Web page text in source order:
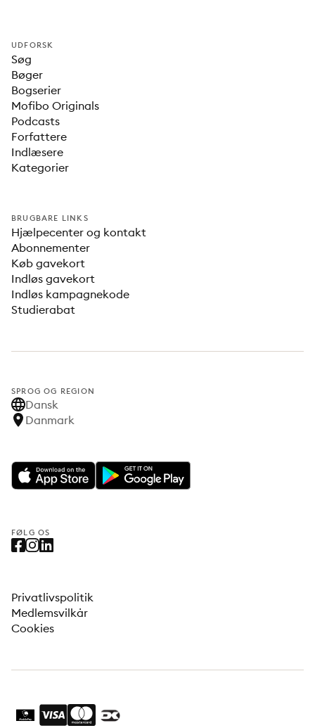
UDFORSK
Søg
Bøger
Bogserier
Mofibo Originals
Podcasts
Forfattere
Indlæsere
Kategorier
BRUGBARE LINKS
Hjælpecenter og kontakt
Abonnementer
Køb gavekort
Indløs gavekort
Indløs kampagnekode
Studierabat
SPROG OG REGION
Dansk
Danmark
FØLG OS
Privatlivspolitik
Medlemsvilkår
Cookies